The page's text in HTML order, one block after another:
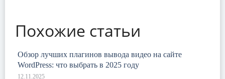
Похожие статьи
Обзор лучших плагинов вывода видео на сайте
WordPress: что выбрать в 2025 году